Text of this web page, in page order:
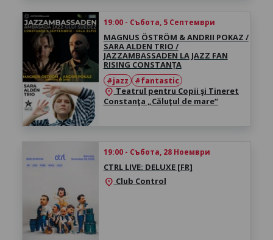
19:00 - Събота, 5 Септември
MAGNUS ÖSTRÖM & ANDRII POKAZ /
SARA ALDEN TRIO /
JAZZAMBASSADEN LA JAZZ FAN
RISING CONSTANȚA
#jazz
#fantastic
location_on Teatrul pentru Copii şi Tineret
Constanţa „Căluţul de mare“
19:00 - Събота, 28 Ноември
CTRL LIVE: DELUXE [FR]
location_on Club Control